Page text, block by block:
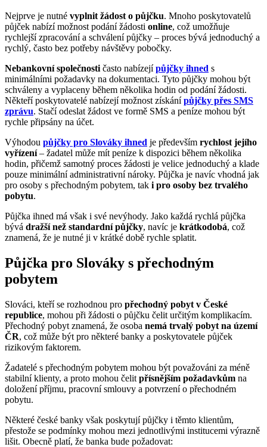
Nejprve je nutné vyplnit žádost o půjčku. Mnoho poskytovatelů
půjček nabízí možnost podání žádosti online, což umožňuje
rychlejší zpracování a schválení půjčky – proces bývá jednoduchý a
rychlý, často bez potřeby návštěvy pobočky.
Nebankovní společnosti často nabízejípůjčky ihned s
minimálními požadavky na dokumentaci. Tyto půjčky mohou být
schváleny a vyplaceny během několika hodin od podání žádosti.
Někteří poskytovatelé nabízejí možnost získánípůjčky přes SMS
zprávu. Stačí odeslat žádost ve formě SMS a peníze mohou být
rychle připsány na účet.
Výhodou půjčky pro Slováky ihned je především rychlost jejího
vyřízení– žadatel může mít peníze k dispozici během několika
hodin, přičemž samotný proces žádosti je velice jednoduchý a klade
pouze minimální administrativní nároky. Půjčka je navíc vhodná jak
pro osoby s přechodným pobytem, tak i pro osoby bez trvalého
pobytu.
Půjčka ihned má však i své nevýhody. Jako každá rychlá půjčka
bývá dražší než standardní půjčky, navíc je krátkodobá, což
znamená, že je nutné ji v krátké době rychle splatit.
Půjčka pro Slováky s přechodným
pobytem
Slováci, kteří se rozhodnou pro přechodný pobyt v České
republice, mohou při žádosti o půjčku čelit určitým komplikacím.
Přechodný pobyt znamená, že osoba nemá trvalý pobyt na území
ČR, což může být pro některé banky a poskytovatele půjček
rizikovým faktorem.
Žadatelé s přechodným pobytem mohou být považováni za méně
stabilní klienty, a proto mohou čelit přísnějším požadavkům na
doložení příjmu, pracovní smlouvy a potvrzení o přechodném
pobytu.
Některé české banky však poskytují půjčky i těmto klientům,
přestože se podmínky mohou mezi jednotlivými institucemi výrazně
lišit. Obecně platí, že banka bude požadovat: